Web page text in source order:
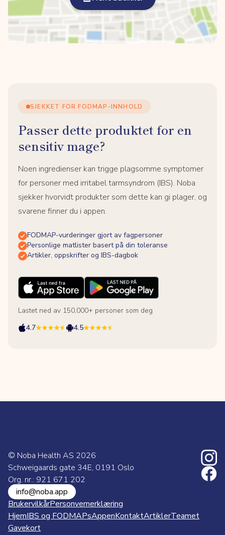
SJEKKET FOR FODMAP-INNHOLD
Passer dette produktet for en
sensitiv mage?
Noen ingredienser kan trigge plagsomme symptomer
for personer med irritabel tarmsyndrom (IBS). Noba
sjekker hvorvidt produkter som dette kan gi plager, og
svarene finner du i appen.
FODMAP-vurderinger gjort av fagpersoner
Personlige matlister basert på din toleranse
Artikler, oppskrifter og IBS-dagbok
Lastet ned av 150,000+ personer som deg
4.7
4.5
© Noba Health AS 2026
Schweigaards gate 34E, 0191 Oslo
Org. nr.: 921 671 202
info@noba.app
BrukervilkårPersonvernerklæring
HjemIBS og FODMAPsAppenKontaktArtiklerTeamet
Gavekort